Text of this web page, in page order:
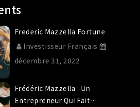
Frederic Mazzella Fortune
Investisseur Français
décembre 31, 2022
Frédéric Mazzella : Un
Entrepreneur Qui Fait